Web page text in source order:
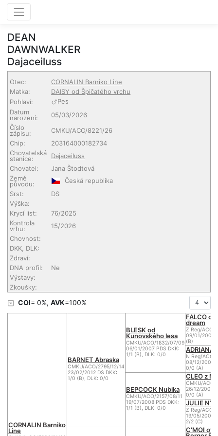
DEAN
DAWNWALKER
Dajaceiluss
Otec:
CORNALIN Barniko Line
Matka:
DAISY od Špičatého vrchu
Pohlaví:
Pes
Datum
narození:
05/03/2026
Číslo
zápisu:
CMKU/ACO/8221/26
Chip:
203164000182734
Chovatelská
stanice:
Dajaceiluss
Chovatel:
Jana Štodtová
Země
původu:
Česká republika
Srst:
DS
Výška:
Krycí list:
76/2025
Kontrola
vrhu:
15/2026
Chovnost:
DKK, DLK:
Zdraví:
DNA profil:
Ne
Výstavy:
Zkoušky:
COI= 0%, AVK=100%
CORNALIN Barniko
Line
BARNET Abraska
CMKU/ACO/2795/12/14
23/02/2012 DS DKK:
1/0 (B), DLK: 0/0
BLESK od
Kunovského lesa
CMKU/ACO/1832/07/09
06/01/2007 PDS DKK:
1/1 (B), DLK: 0/0
FALCO of
dream
Z Reg/ACO/
09/01/2003
(B)
ADRIANA
N Reg/ACO/
08/12/2002
0/0 (A)
BEPCOCK Nubika
CMKU/ACO/2157/08/11
19/07/2008 PDS DKK:
1/1 (B), DLK: 0/0
CLEO z
CMKU/
26/12/2003
0/0 (A)
JULIE
Z Reg/
19/05/2004
2/2 (C)
C'MOI of